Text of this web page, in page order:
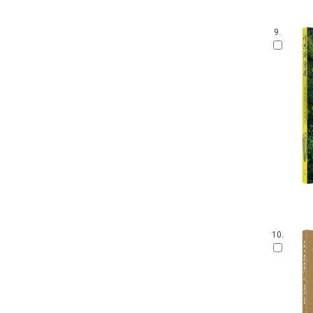
9.
10.